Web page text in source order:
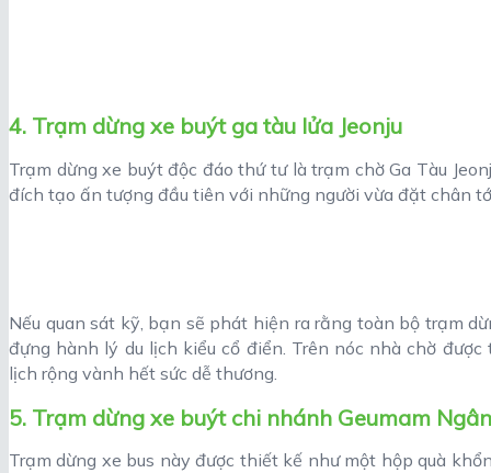
4. Trạm dừng xe buýt ga tàu lửa Jeonju
Trạm dừng xe buýt độc đáo thứ tư là trạm chờ Ga Tàu
đích tạo ấn tượng đầu tiên với những người vừa đặt chân
Nếu quan sát kỹ, bạn sẽ phát hiện ra rằng toàn bộ trạm
đựng hành lý du lịch kiểu cổ điển. Trên nóc nhà chờ
lịch rộng vành hết sức dễ thương.
5. Trạm dừng xe buýt chi nhánh Geumam
Trạm dừng xe bus này được thiết kế như một hộp quà